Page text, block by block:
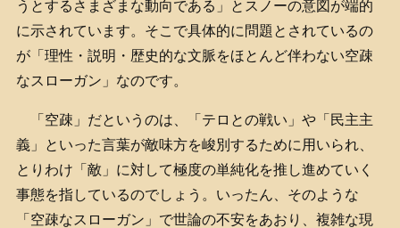
うとするさまざまな動向である」とスノーの意図が端的
に示されています。そこで具体的に問題とされているの
が「理性・説明・歴史的な文脈をほとんど伴わない空疎
なスローガン」なのです。
「空疎」だというのは、「テロとの戦い」や「民主主
義」といった言葉が敵味方を峻別するために用いられ、
とりわけ「敵」に対して極度の単純化を推し進めていく
事態を指しているのでしょう。いったん、そのような
「空疎なスローガン」で世論の不安をあおり、複雑な現